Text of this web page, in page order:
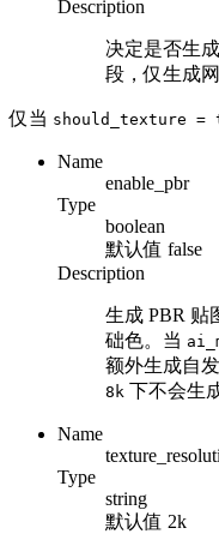
Description
决定是否生
段，仅生成网
仅当 should_texture =
Name
enable_pbr
Type
boolean
默认值 false
Description
生成 PBR 贴
础色。当
额外生成自
8k 下不会生
Name
Type
string
默认值 2k